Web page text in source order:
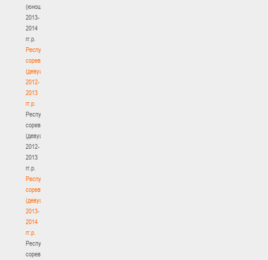
(юноши)
2013-
2014
гг.р.
Республиканские
соревнования
(девушки)
2012-
2013
гг.р.
Республиканские
соревнования
(девушки)
2012-
2013
гг.р.
Республиканские
соревнования
(девушки)
2013-
2014
гг.р.
Республиканские
соревнования